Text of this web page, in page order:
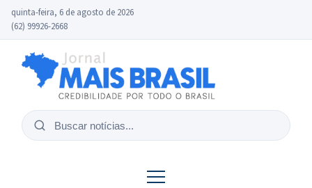
quinta-feira, 6 de agosto de 2026
(62) 99926-2668
Buscar